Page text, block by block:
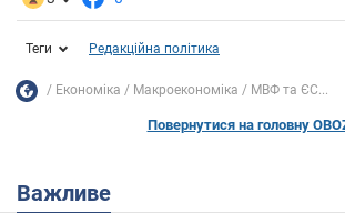
Теги Редакційна політика
Економіка Mакроекономіка МВФ та ЄС...
Повернутися на головну
Важливе